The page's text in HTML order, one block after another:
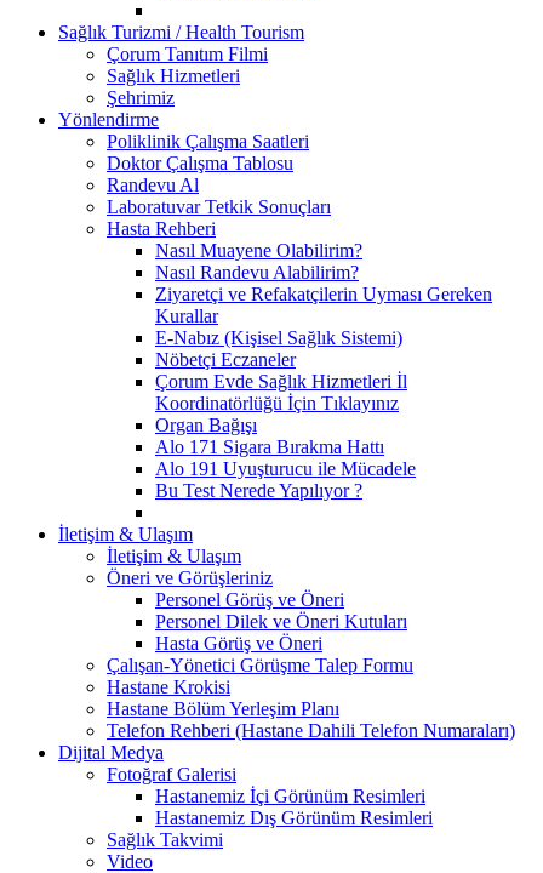
Sağlık Turizmi / Health Tourism
Çorum Tanıtım Filmi
Sağlık Hizmetleri
Şehrimiz
Yönlendirme
Poliklinik Çalışma Saatleri
Doktor Çalışma Tablosu
Randevu Al
Laboratuvar Tetkik Sonuçları
Hasta Rehberi
Nasıl Muayene Olabilirim?
Nasıl Randevu Alabilirim?
Ziyaretçi ve Refakatçilerin Uyması Gereken
Kurallar
E-Nabız (Kişisel Sağlık Sistemi)
Nöbetçi Eczaneler
Çorum Evde Sağlık Hizmetleri İl
Koordinatörlüğü İçin Tıklayınız
Organ Bağışı
Alo 171 Sigara Bırakma Hattı
Alo 191 Uyuşturucu ile Mücadele
Bu Test Nerede Yapılıyor ?
İletişim & Ulaşım
İletişim & Ulaşım
Öneri ve Görüşleriniz
Personel Görüş ve Öneri
Personel Dilek ve Öneri Kutuları
Hasta Görüş ve Öneri
Çalışan-Yönetici Görüşme Talep Formu
Hastane Krokisi
Hastane Bölüm Yerleşim Planı
Telefon Rehberi (Hastane Dahili Telefon Numaraları)
Dijital Medya
Fotoğraf Galerisi
Hastanemiz İçi Görünüm Resimleri
Hastanemiz Dış Görünüm Resimleri
Sağlık Takvimi
Video